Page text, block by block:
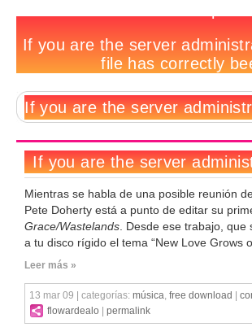
Download:
Doherty
New
Grows
Trees
Mientras se habla de una posible reunión
Pete Doherty está a punto de editar su
Grace/Wastelands. Desde ese trabajo, que
a tu disco rígido el tema “New Love Grows
Leer más »
13 mar 09 | categorías: música, free download
flowardealo
permalink
Download:
Download:
The
Download:
Microkosmos
hermoso
verano
lunar
Zabiela
compilado
The
Series
Download:
Remix
Ass!
Vol.1
Download:
We’re
For
Love
(Geese
fans
Deadmau5
remixar
tracks
Download:
Frik
Mix)
sello
una
por
Download: